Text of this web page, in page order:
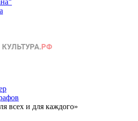
всех и для каждого»